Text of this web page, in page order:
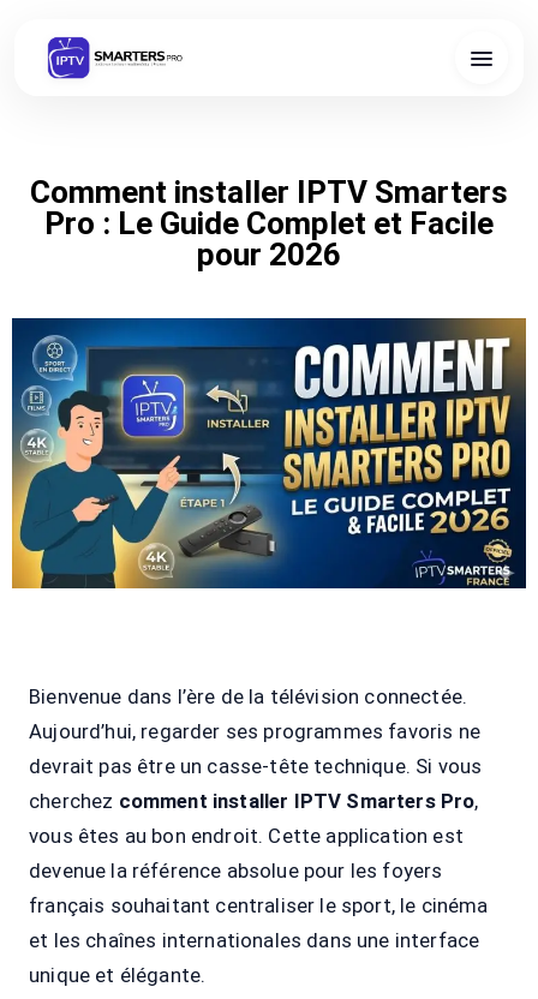
Comment installer IPTV Smarters
Pro : Le Guide Complet et Facile
pour 2026
Bienvenue dans l’ère de la télévision connectée.
Aujourd’hui, regarder ses programmes favoris ne
devrait pas être un casse-tête technique. Si vous
cherchez comment installer IPTV Smarters Pro,
vous êtes au bon endroit. Cette application est
devenue la référence absolue pour les foyers
français souhaitant centraliser le sport, le cinéma
et les chaînes internationales dans une interface
unique et élégante.